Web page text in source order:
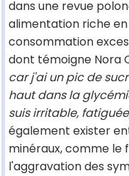
dans une revue
alimentation riche
consommation
dont témoigne Nora
car j'ai un pic de
haut dans la
suis irritable,
également exister
minéraux, comme le
l'aggravation des